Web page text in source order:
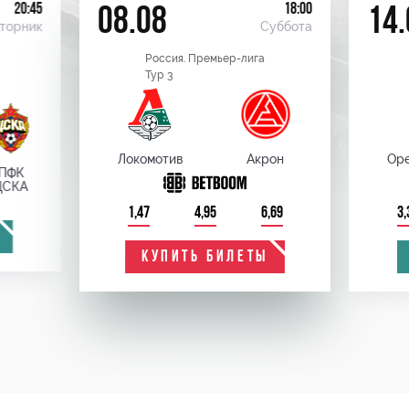
20:45 08.08 18:00
Суббота
Россия. Премьер-лига
Тур 3
Локомотив Акрон
1,47 4,95 6,69
КУПИТЬ БИЛЕТЫ